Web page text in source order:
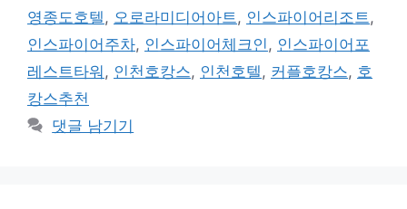
영종도호텔, 오로라미디어아트, 인스파이어리조트,
인스파이어주차, 인스파이어체크인, 인스파이어포
레스트타워 , 인천호캉스, 인천호텔, 커플호캉스, 호
캉스추천
댓글 남기기